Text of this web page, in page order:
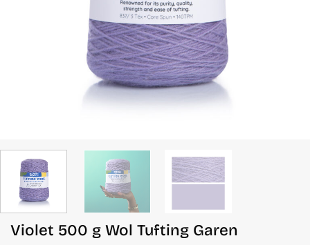
Violet 500 g Wol Tufting Garen